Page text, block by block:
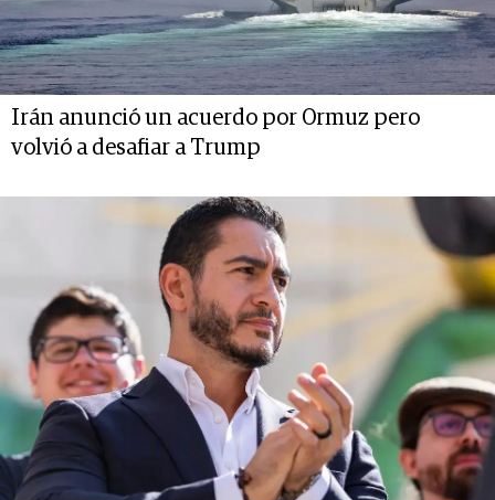
Irán anunció un acuerdo por Ormuz pero
volvió a desafiar a Trump